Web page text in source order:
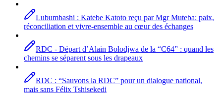
Lubumbashi : Katebe Katoto reçu par Mgr Muteba: paix,
réconciliation et vivre-ensemble au cœur des échanges
RDC - Départ d’Alain Bolodjwa de la “C64” : quand les
chemins se séparent sous les drapeaux
RDC : “Sauvons la RDC” pour un dialogue national,
mais sans Félix Tshisekedi